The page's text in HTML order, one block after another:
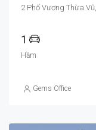
1
Hầm
Gems Office